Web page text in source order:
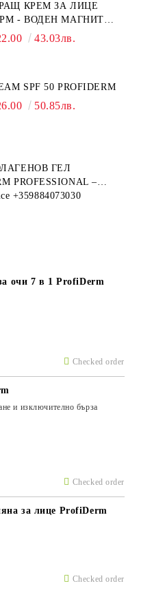
КРЕМ ЗА ЛИЦЕ
- ВОДЕН МАГНИТ
43.03лв.
SPF 50 PROFIDERM
50.85лв.
ГЕЛ
PROFESSIONAL –
ЗА ДЪЛБОКА
+359884073030
Checked order
очи 7 в 1 ProfiDerm
Checked order
и изключително бърза
Checked order
за лице ProfiDerm